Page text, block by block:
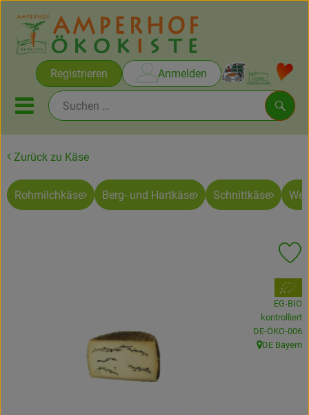
Registrieren Anmelden
Mobiles Menu öffnen oder
Rezepte
Zurück zu Käse
Rohmilchkäse Berg- und Hartkäse Schnittkäse
, Verband:
EG-BIO
kontrolliert
, Kontrollstelle:
DE-ÖKO-006
, Herkunft:
DE Bayern